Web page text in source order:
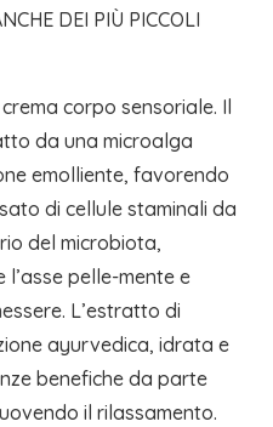
DEI PIÙ PICCOLI
corpo sensoriale. Il
da una microalga
emolliente, favorendo
di cellule staminali da
del microbiota,
pelle-mente e
L’estratto di
ayurvedica, idrata e
benefiche da parte
il rilassamento.